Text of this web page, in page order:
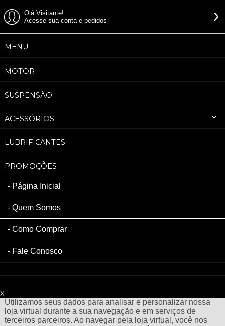
Olá Visitante!
Acesse sua conta e pedidos
MENU
MOTOR
SUSPENSÃO
ACESSÓRIOS
LUBRIFICANTES
PROMOÇÕES
Página Inicial
Quem Somos
Como Comprar
Fale Conosco
x
Utilizamos seus dados para analisar e personalizar nossa
loja virtual durante a sua navegação e em serviços de
terceiros parceiros. Ao navegar pela loja virtual, você nos